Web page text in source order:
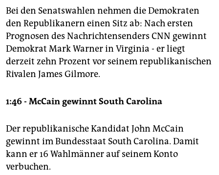
Bei den Senatswahlen nehmen die Demokraten
den Republikanern einen Sitz ab: Nach ersten
Prognosen des Nachrichtensenders CNN gewinnt
Demokrat Mark Warner in Virginia - er liegt
derzeit zehn Prozent vor seinem republikanischen
Rivalen James Gilmore.
1:46 - McCain gewinnt South Carolina
Der republikanische Kandidat John McCain
gewinnt im Bundesstaat South Carolina. Damit
kann er 16 Wahlmänner auf seinem Konto
verbuchen.